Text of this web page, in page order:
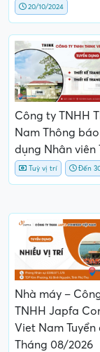
20/10/2024
Công ty TNHH
Nam Thông báo
dụng Nhân viên
Tuỳ vị trí Đến
Nhà máy –
TNHH Japfa
Viet Nam Tuyển
Tháng 08/2026